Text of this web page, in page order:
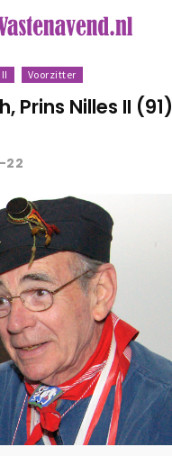
Voorzitter
Prins Nilles II (91)
22